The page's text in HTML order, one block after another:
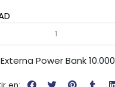
Power Bank